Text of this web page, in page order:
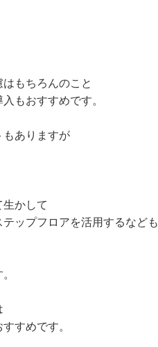
もちろんのこと
もおすすめです。
もありますが
かして
ップフロアを活用するなども
すめです。